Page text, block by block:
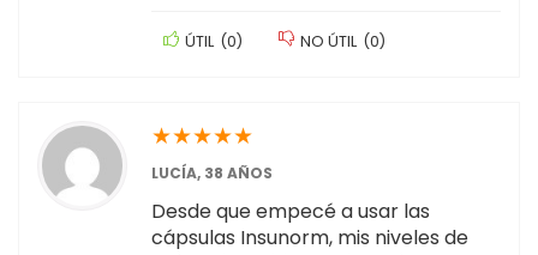
ÚTIL (0) NO ÚTIL (0)
★★★★★
LUCÍA, 38 AÑOS
Desde que empecé a usar las
cápsulas Insunorm, mis niveles de